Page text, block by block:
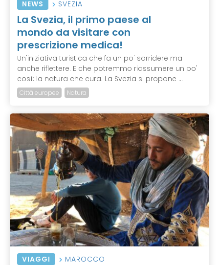
NEWS SVEZIA
La Svezia, il primo paese al
mondo da visitare con
prescrizione medica!
Un'iniziativa turistica che fa un po' sorridere ma
anche riflettere. E che potremmo riassumere un po'
così: la natura che cura. La Svezia si propone ...
Città europee Natura
VIAGGI MAROCCO